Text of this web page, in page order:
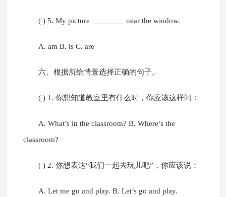
( ) 5. My picture ________ near the window.
A. am B. is C. are
六、根据所给情景选择正确的句子。
( ) 1. 你想知道教室里有什么时，你应该这样问：
A. What’s in the classroom? B. Where’s the
classroom?
( ) 2. 你想表达“我们一起去玩儿吧”，你应该说：
A. Let me go and play. B. Let’s go and play.